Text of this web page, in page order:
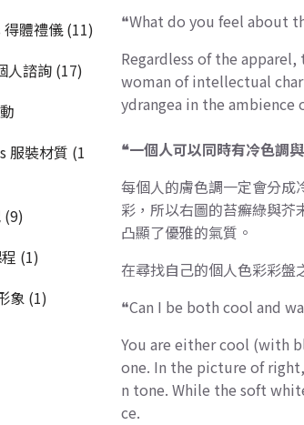
體禮儀 (11)
人諮詢 (17)
服裝材質 (1
(9)
(1)
象 (1)
❝What do you feel about
Regardless of the
woman of intellectual
ydrangea in the ambience
❝一個人可以同時有冷色調
每個人的膚色調一定會分
彩，所以右圖的苔癬綠與
凸顯了優雅的氣質。
在尋找自己的個人色彩彩盤
❝Can I be both cool and
You are either cool (with
one. In the picture of
n tone. While the soft
ce.